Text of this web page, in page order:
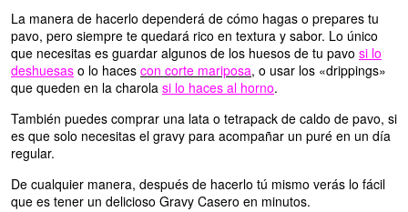
La manera de hacerlo dependerá de cómo hagas o prepares tu
pavo, pero siempre te quedará rico en textura y sabor. Lo único
que necesitas es guardar algunos de los huesos de tu pavo si lo
deshuesas o lo haces con corte mariposa, o usar los «drippings»
que queden en la charola si lo haces al horno.
También puedes comprar una lata o tetrapack de caldo de pavo, si
es que solo necesitas el gravy para acompañar un puré en un día
regular.
De cualquier manera, después de hacerlo tú mismo verás lo fácil
que es tener un delicioso Gravy Casero en minutos.